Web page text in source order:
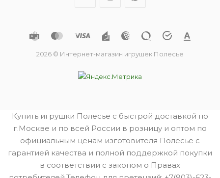
2026 © Интернет-магазин игрушек Полесье
Купить игрушки Полесье с быстрой доставкой по
г.Москве и по всей России в розницу и оптом по
официальным ценам изготовителя Полесье с
гарантией качества и полной поддержкой покупки
в соответствии с законом о Правах